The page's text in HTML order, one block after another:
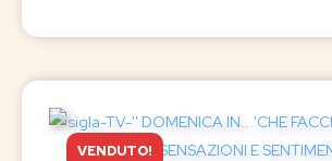
VENDUTO!